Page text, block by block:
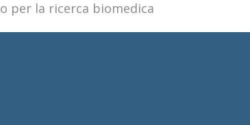
per la ricerca biomedica